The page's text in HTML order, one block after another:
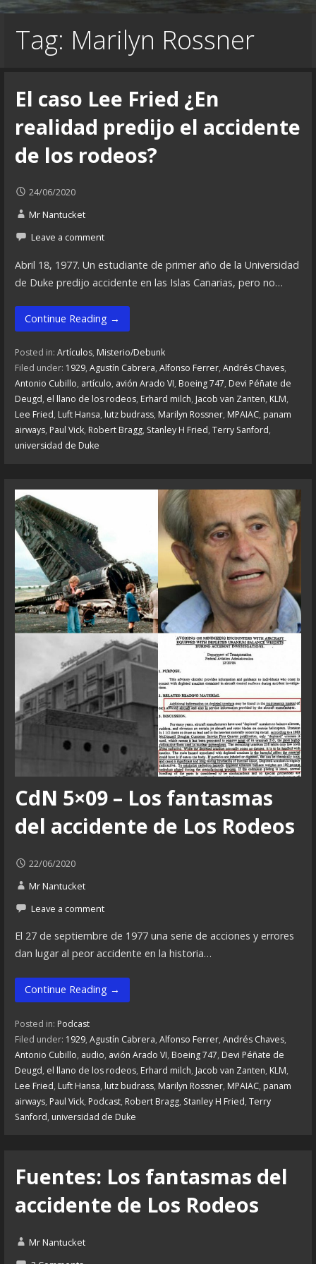
Tag: Marilyn Rossner
El caso Lee Fried ¿En
realidad predijo el accidente
de los rodeos?
24/06/2020
Mr Nantucket
Leave a comment
Abril 18, 1977. Un estudiante de primer año de la Universidad
de Duke predijo accidente en las Islas Canarias, pero no…
Continue Reading →
Posted in: Artículos, Misterio/Debunk
Filed under: 1929, Agustín Cabrera, Alfonso Ferrer, Andrés Chaves,
Antonio Cubillo, artículo, avión Arado VI, Boeing 747, Devi Péñate de
Deugd, el llano de los rodeos, Erhard milch, Jacob van Zanten, KLM,
Lee Fried, Luft Hansa, lutz budrass, Marilyn Rossner, MPAIAC, panam
airways, Paul Vick, Robert Bragg, Stanley H Fried, Terry Sanford,
universidad de Duke
CdN 5×09 – Los fantasmas
del accidente de Los Rodeos
22/06/2020
Mr Nantucket
Leave a comment
El 27 de septiembre de 1977 una serie de acciones y errores
dan lugar al peor accidente en la historia…
Continue Reading →
Posted in: Podcast
Filed under: 1929, Agustín Cabrera, Alfonso Ferrer, Andrés Chaves,
Antonio Cubillo, audio, avión Arado VI, Boeing 747, Devi Péñate de
Deugd, el llano de los rodeos, Erhard milch, Jacob van Zanten, KLM,
Lee Fried, Luft Hansa, lutz budrass, Marilyn Rossner, MPAIAC, panam
airways, Paul Vick, Podcast, Robert Bragg, Stanley H Fried, Terry
Sanford, universidad de Duke
Fuentes: Los fantasmas del
accidente de Los Rodeos
Mr Nantucket